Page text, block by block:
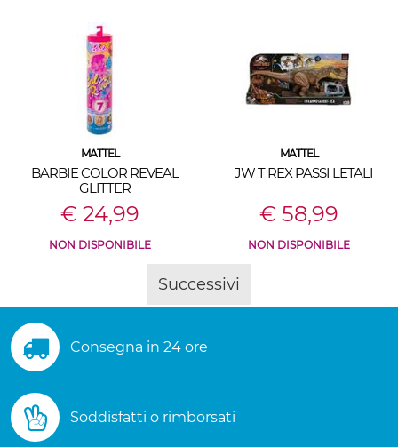
MATTEL
BARBIE COLOR REVEAL
GLITTER
€ 24,99
NON DISPONIBILE
MATTEL
JW T REX PASSI LETALI
€ 58,99
NON DISPONIBILE
Successivi
Consegna in 24 ore
Soddisfatti o rimborsati